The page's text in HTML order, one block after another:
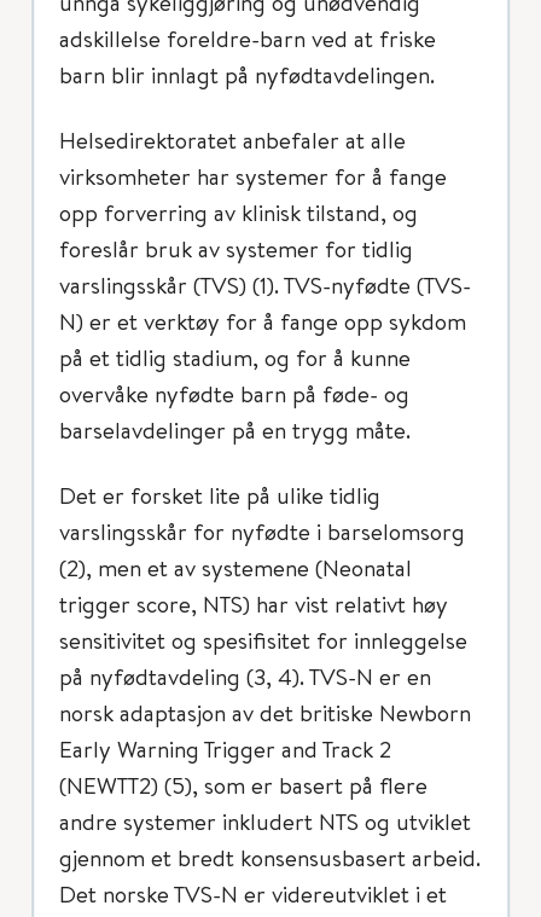
adskillelse foreldre-barn ved at friske
barn blir innlagt på nyfødtavdelingen.
Helsedirektoratet anbefaler at alle
virksomheter har systemer for å fange
opp forverring av klinisk tilstand, og
foreslår bruk av systemer for tidlig
varslingsskår (TVS) (1). TVS-nyfødte (TVS-
N) er et verktøy for å fange opp sykdom
på et tidlig stadium, og for å kunne
overvåke nyfødte barn på føde- og
barselavdelinger på en trygg måte.
Det er forsket lite på ulike tidlig
varslingsskår for nyfødte i barselomsorg
(2), men et av systemene (Neonatal
trigger score, NTS) har vist relativt høy
sensitivitet og spesifisitet for innleggelse
på nyfødtavdeling (3, 4). TVS-N er en
norsk adaptasjon av det britiske Newborn
Early Warning Trigger and Track 2
(NEWTT2) (5), som er basert på flere
andre systemer inkludert NTS og utviklet
gjennom et bredt konsensusbasert arbeid.
Det norske TVS-N er videreutviklet i et